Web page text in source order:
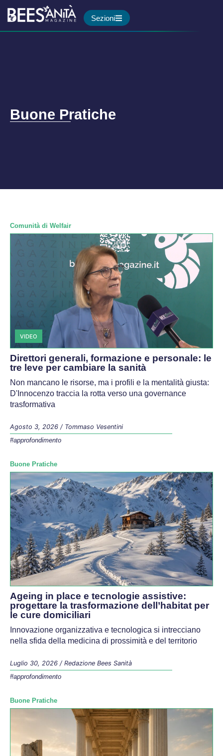
Sezioni
Buone Pratiche
Comunità di Welfair
VIDEO
Direttori generali, formazione e personale: le
tre leve per cambiare la sanità
Non mancano le risorse, ma i profili e la mentalità giusta:
D'Innocenzo traccia la rotta verso una governance
trasformativa
Agosto 3, 2026 / Tommaso Vesentini
#approfondimento
Buone Pratiche
Ageing in place e tecnologie assistive:
progettare la trasformazione dell’habitat per
le cure domiciliari
Innovazione organizzativa e tecnologica si intrecciano
nella sfida della medicina di prossimità e del territorio
Luglio 30, 2026 / Redazione Bees Sanità
#approfondimento
Buone Pratiche